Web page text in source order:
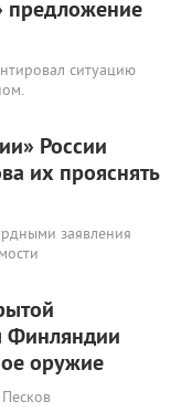
предложение
ситуацию
России
их прояснять
заявления
Финляндии
оружие